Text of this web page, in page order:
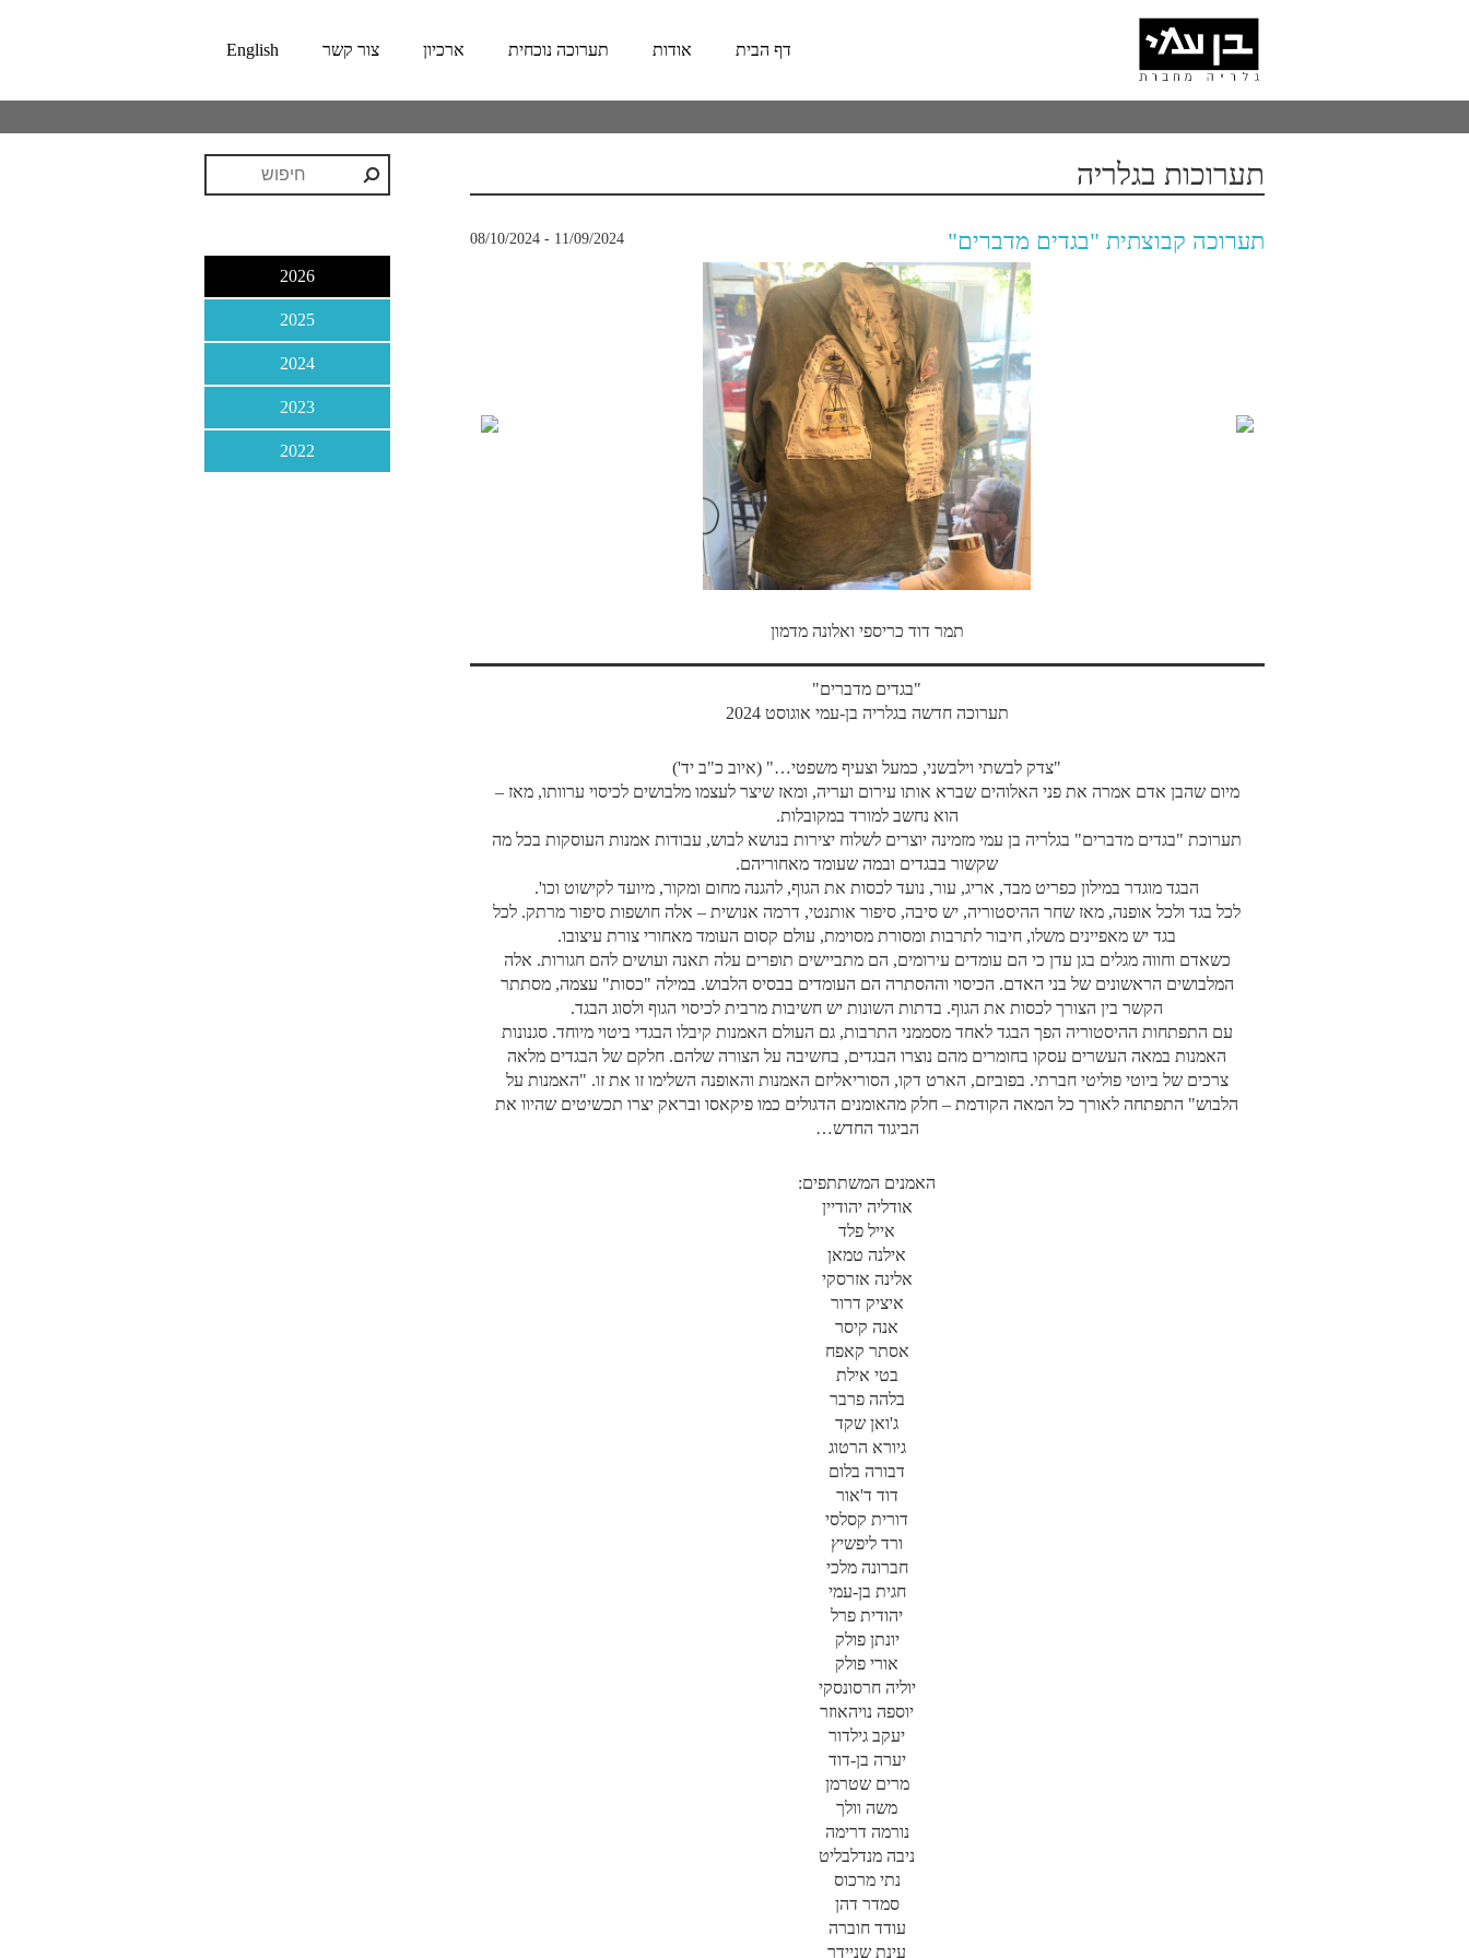
ראשי
דף הבית אודות תערוכה נוכחית ארכיון צור קשר English
2026
2025
2024
2023
2022
תערוכות בגלריה
תערוכה קבוצתית "בגדים מדברים" 11/09/2024 - 08/10/2024
תמר דוד כריספי ואלונה מדמון
"בגדים מדברים"
תערוכה חדשה בגלריה בן-עמי אוגוסט 2024
"צדק לבשתי וילבשני, כמעל וצעיף משפטי…" (איוב כ"ב יד')
מיום שהבן אדם אמרה את פני האלוהים שברא אותו עירום ועריה, ומאז שיצר לעצמו מלבושים לכיסוי ערוותו, מאז –
הוא נחשב למורד במקובלות.
תערוכת "בגדים מדברים" בגלריה בן עמי מזמינה יוצרים לשלוח יצירות בנושא לבוש, עבודות אמנות העוסקות בכל מה
שקשור בבגדים ובמה שעומד מאחוריהם.
הבגד מוגדר במילון כפריט מבד, אריג, עור, נועד לכסות את הגוף, להגנה מחום ומקור, מיועד לקישוט וכו'.
לכל בגד ולכל אופנה, מאז שחר ההיסטוריה, יש סיבה, סיפור אותנטי, דרמה אנושית – אלה חושפות סיפור מרתק. לכל
בגד יש מאפיינים משלו, חיבור לתרבות ומסורת מסוימת, עולם קסום העומד מאחורי צורת עיצובו.
כשאדם וחווה מגלים בגן עדן כי הם עומדים עירומים, הם מתביישים תופרים עלה תאנה ועושים להם חגורות. אלה
המלבושים הראשונים של בני האדם. הכיסוי וההסתרה הם העומדים בבסיס הלבוש. במילה "כסות" עצמה, מסתתר
הקשר בין הצורך לכסות את הגוף. בדתות השונות יש חשיבות מרבית לכיסוי הגוף ולסוג הבגד.
עם התפתחות ההיסטוריה הפך הבגד לאחד מסממני התרבות, גם העולם האמנות קיבלו הבגדי ביטוי מיוחד. סגנונות
האמנות במאה העשרים עסקו בחומרים מהם נוצרו הבגדים, בחשיבה על הצורה שלהם. חלקם של הבגדים מלאה
צרכים של ביוטי פוליטי חברתי. בפוביזם, הארט דקו, הסוריאליזם האמנות והאופנה השלימו זו את זו. "האמנות על
הלבוש" התפתחה לאורך כל המאה הקודמת – חלק מהאומנים הדגולים כמו פיקאסו ובראק יצרו תכשיטים שהיוו את
הביגוד החדש…
האמנים המשתתפים:
אודליה יהודיין
אייל פלד
אילנה טמאן
אלינה אזרסקי
איציק דרור
אנה קיסר
אסתר קאפח
בטי אילת
בלהה פרבר
ג'ואן שקד
גיורא הרטוג
דבורה בלום
דוד ד'אור
דורית קסלסי
ורד ליפשיץ
חברונה מלכי
חגית בן-עמי
יהודית פרל
יונתן פולק
אורי פולק
יוליה חרסונסקי
יוספה נויהאוזר
יעקב גילדור
יערה בן-דוד
מרים שטרמן
משה וולך
נורמה דרימה
ניבה מנדלבליט
נתי מרכוס
סמדר דהן
עודד חוברה
עינת שניידר